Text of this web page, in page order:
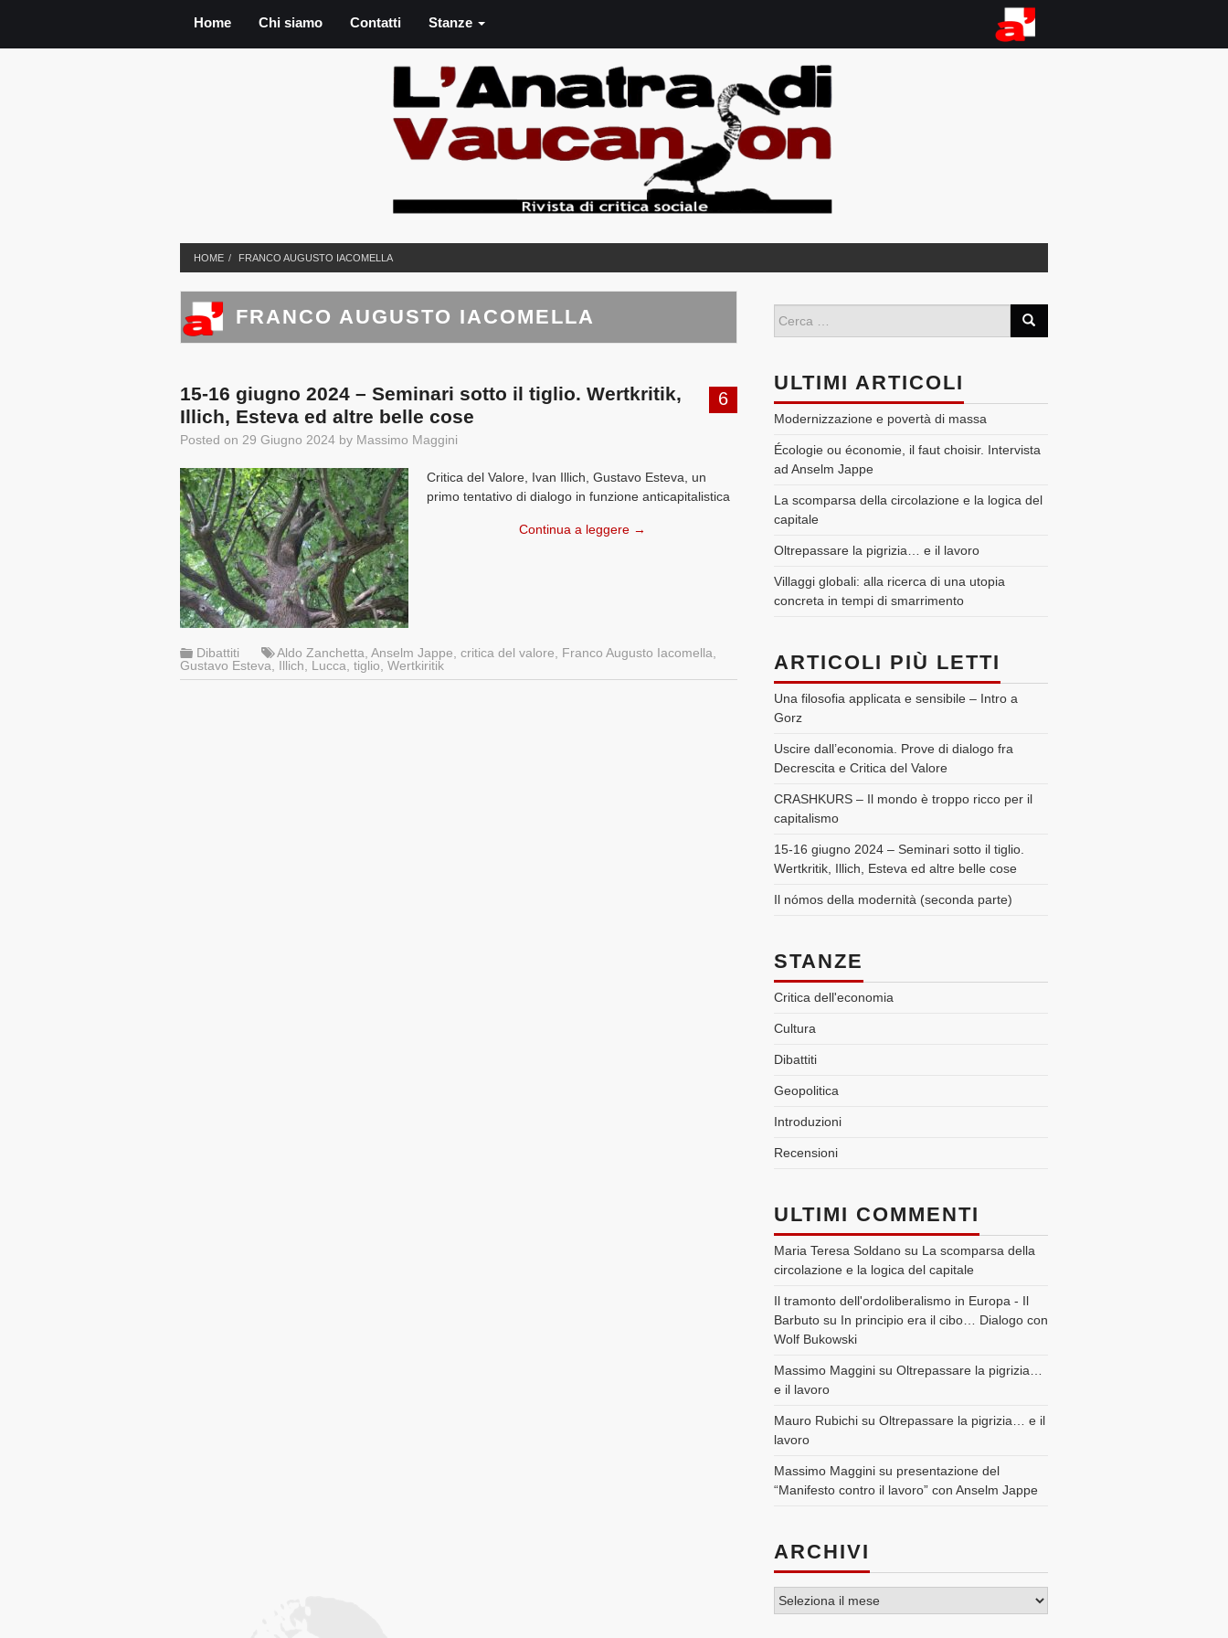
Home Chi siamo Contatti Stanze
HOME FRANCO AUGUSTO IACOMELLA
FRANCO AUGUSTO IACOMELLA
6
15-16 giugno 2024 – Seminari sotto il tiglio. Wertkritik,
Illich, Esteva ed altre belle cose
Posted on 29 Giugno 2024 by Massimo Maggini
Critica del Valore, Ivan Illich, Gustavo Esteva, un
primo tentativo di dialogo in funzione anticapitalistica
Continua a leggere →
Dibattiti Aldo Zanchetta Anselm Jappe critica del valore Franco Augusto Iacomella
Gustavo Esteva
Illich Lucca tiglio Wertkiritik
ULTIMI ARTICOLI
Modernizzazione e povertà di massa
Écologie ou économie, il faut choisir. Intervista
ad Anselm Jappe
La scomparsa della circolazione e la logica del
capitale
Oltrepassare la pigrizia… e il lavoro
Villaggi globali: alla ricerca di una utopia
concreta in tempi di smarrimento
ARTICOLI PIÙ LETTI
Una filosofia applicata e sensibile – Intro a
Gorz
Uscire dall’economia. Prove di dialogo fra
Decrescita e Critica del Valore
CRASHKURS – Il mondo è troppo ricco per il
capitalismo
15-16 giugno 2024 – Seminari sotto il tiglio.
Wertkritik, Illich, Esteva ed altre belle cose
Il nómos della modernità (seconda parte)
STANZE
Critica dell'economia
Cultura
Dibattiti
Geopolitica
Introduzioni
Recensioni
ULTIMI COMMENTI
Maria Teresa Soldano su La scomparsa della
circolazione e la logica del capitale
Il tramonto dell'ordoliberalismo in Europa - Il
Barbuto su In principio era il cibo… Dialogo con
Wolf Bukowski
Massimo Maggini su Oltrepassare la pigrizia…
e il lavoro
Mauro Rubichi su Oltrepassare la pigrizia… e il
lavoro
Massimo Maggini su presentazione del
“Manifesto contro il lavoro” con Anselm Jappe
ARCHIVI